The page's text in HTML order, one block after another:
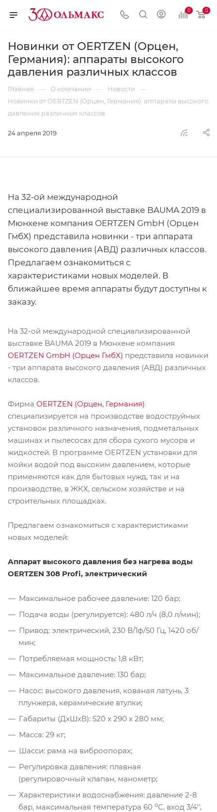
0 0
Новинки от OERTZEN (Орцен,
Германия): аппараты высокого
давления различных классов
Главная — О компании — Новости —
Новинки от OERTZEN (Орцен, Германия): аппараты высокого
давления различных классов
24 апреля 2019
На 32-ой международной
специализированной выставке BAUMA 2019 в
Мюнхене компания OERTZEN GmbH (Орцен
ГмбХ) представила новинки - три аппарата
высокого давления (АВД) различных классов.
Предлагаем ознакомиться с
характеристиками новых моделей. В
ближайшее время аппараты будут доступны к
заказу.
На 32-ой международной специализированной
выставке BAUMA 2019 в Мюнхене компания
OERTZEN GmbH (Орцен ГмбХ) представила новинки
- три аппарата высокого давления (АВД) различных
классов.
Фирма OERTZEN (Орцен, Германия)
специализируется на производстве водоструйных
установок различного назначения, подметальных
машинах и пылесосах для сбора сухого мусора и
жидкостей. В программе OERTZEN установки для
мойки водой под высоким давлением, которые
применяются как для бытовых нужд, так и на
производстве, в ЖКХ, сельском хозяйстве и на
строительных площадках.
Предлагаем ознакомиться с характеристиками
новых моделей:
Аппарат высокого давления без нагрева воды
OERTZEN 308 Profi, электрический
Максимальное рабочее давление: 120 бар;
Подача воды (регулируется): 480 л/ч (8,0 л/мин);
Привод: электрический, 230 В/1ф/50 Гц, 1420 об/
мин;
Потребляемая мощность: 1,8 кВт;
Максимальное давление: 130 бар;
Насос: высокого давления, кованая латунь, 3
плунжера, керамические втулки;
Габариты (ДxШxВ): 520 x 290 x 280 мм;
Масса: 29 кг;
Шасси: рама на виброопорах;
Регулировка давления: плавная
(регулировочный клапан, манометр;
Характеристики водоснабжения: давление 2-8
бар, максимальная температура 60 oС, вход 3/4'',